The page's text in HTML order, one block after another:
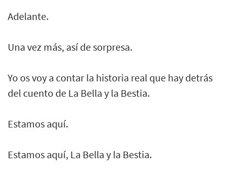
Adelante.
Una vez más, así de sorpresa.
Yo os voy a contar la historia real que hay detrás
del cuento de La Bella y la Bestia.
Estamos aquí.
Estamos aquí, La Bella y la Bestia.